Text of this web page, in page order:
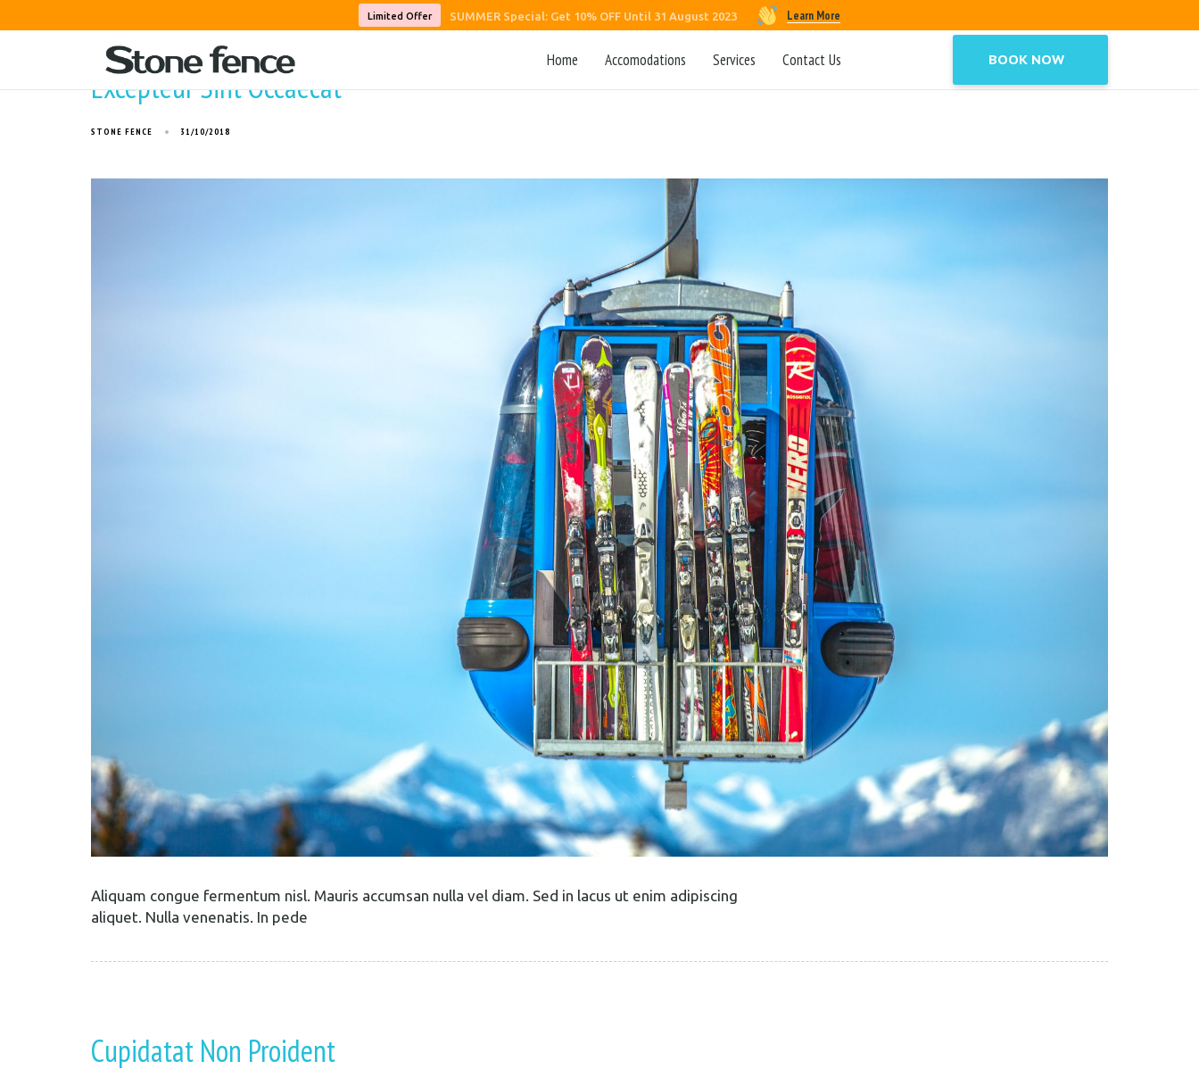
Limited Offer SUMMER Special: Get 10% OFF Until 31 August 2023 Learn More
Home Accomodations Services Contact Us BOOK NOW
Excepteur Sint Occaecat
STONE FENCE 31/10/2018
Aliquam congue fermentum nisl. Mauris accumsan nulla vel diam. Sed in lacus ut enim adipiscing
aliquet. Nulla venenatis. In pede
Cupidatat Non Proident